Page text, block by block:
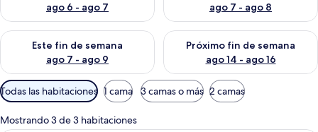
ago 6 - ago 7
ago 7 - ago 8
Este fin de semana
ago 7 - ago 9
Consulta la disponibilidad para este fin de semana ago 7 -
Próximo fin de semana
ago 14 - ago 16
Consulta la disponibilidad
Filtros
disponibles
para
Todas las habitaciones 1 cama 3 camas o más 2 camas
Mostrando 3 de 3 habitaciones